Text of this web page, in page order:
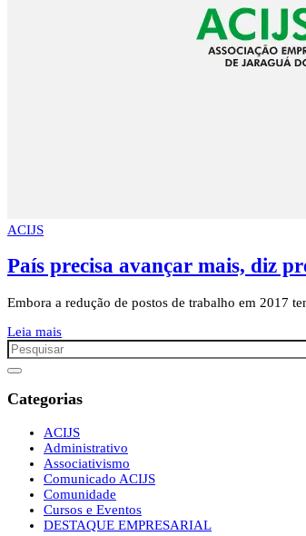
ACIJS
País precisa avançar mais, diz
Embora a redução de postos de trabalho em 2017
Leia mais
Categorias
ACIJS
Administrativo
Associativismo
Comunicado ACIJS
Comunidade
Cursos e Eventos
DESTAQUE EMPRESARIAL